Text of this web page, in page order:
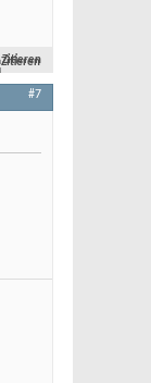
Zitieren
#7